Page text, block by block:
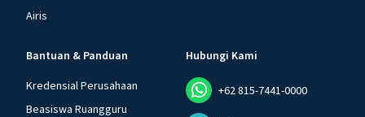
Airis
Bantuan & Panduan
Kredensial Perusahaan
Beasiswa Ruangguru
Hubungi Kami
+62 815-7441-0000